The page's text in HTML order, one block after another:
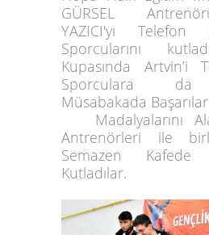
GÜRSEL
YAZICI'yı
Sporcularını
Kupasında Artvin’i
Sporculara da
Müsabakada
Madalyalarını
Antrenörleri ile
Semazen
Kutladılar.